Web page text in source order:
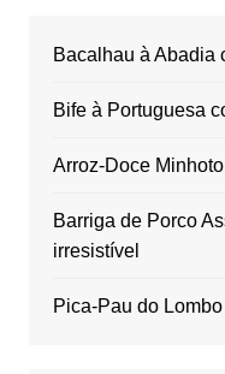
Bacalhau à Abadia
Bife à Portuguesa
Arroz-Doce
Barriga de Porco
irresistível
Pica-Pau do